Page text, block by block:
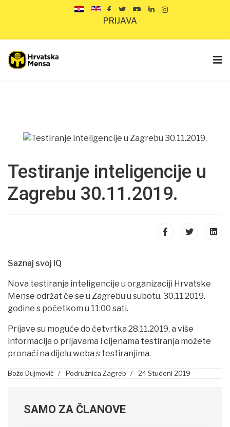
PRIJAVA
Testiranje inteligencije u
Zagrebu 30.11.2019.
Saznaj svoj IQ
Nova testiranja inteligencije u organizaciji Hrvatske
Mense održat će se u Zagrebu u subotu, 30.11.2019.
godine s početkom u 11:00 sati.
Prijave su moguće do četvrtka 28.11.2019, a više
informacija o prijavama i cijenama testiranja možete
pronaći na dijelu weba s testiranjima.
Božo Dujmović Podružnica Zagreb 24 Studeni 2019
SAMO ZA ČLANOVE